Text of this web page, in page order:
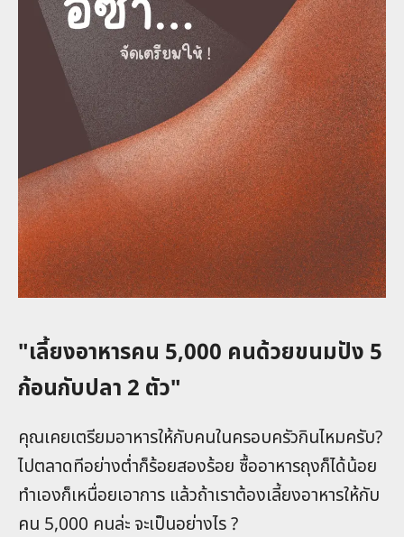
"เลี้ยงอาหารคน 5,000 คนด้วยขนมปัง 5
ก้อนกับปลา 2 ตัว"
คุณเคยเตรียมอาหารให้กับคนในครอบครัวกินไหมครับ?
ไปตลาดทีอย่างต่ำก็ร้อยสองร้อย ซื้ออาหารถุงก็ได้น้อย
ทำเองก็เหนื่อยเอาการ แล้วถ้าเราต้องเลี้ยงอาหารให้กับ
คน 5,000 คนล่ะ จะเป็นอย่างไร ?